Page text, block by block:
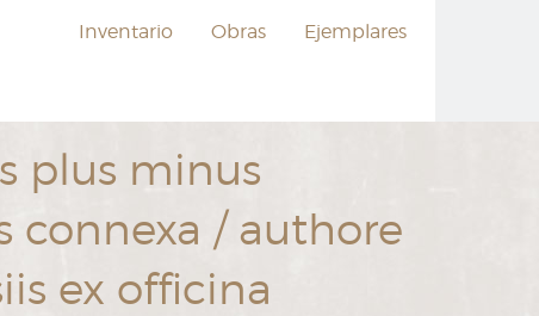
Inventario Obras Ejemplares
plus minus
connexa / authore
ex officina